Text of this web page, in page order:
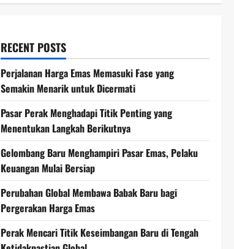
RECENT POSTS
Perjalanan Harga Emas Memasuki Fase yang
Semakin Menarik untuk Dicermati
Pasar Perak Menghadapi Titik Penting yang
Menentukan Langkah Berikutnya
Gelombang Baru Menghampiri Pasar Emas, Pelaku
Keuangan Mulai Bersiap
Perubahan Global Membawa Babak Baru bagi
Pergerakan Harga Emas
Perak Mencari Titik Keseimbangan Baru di Tengah